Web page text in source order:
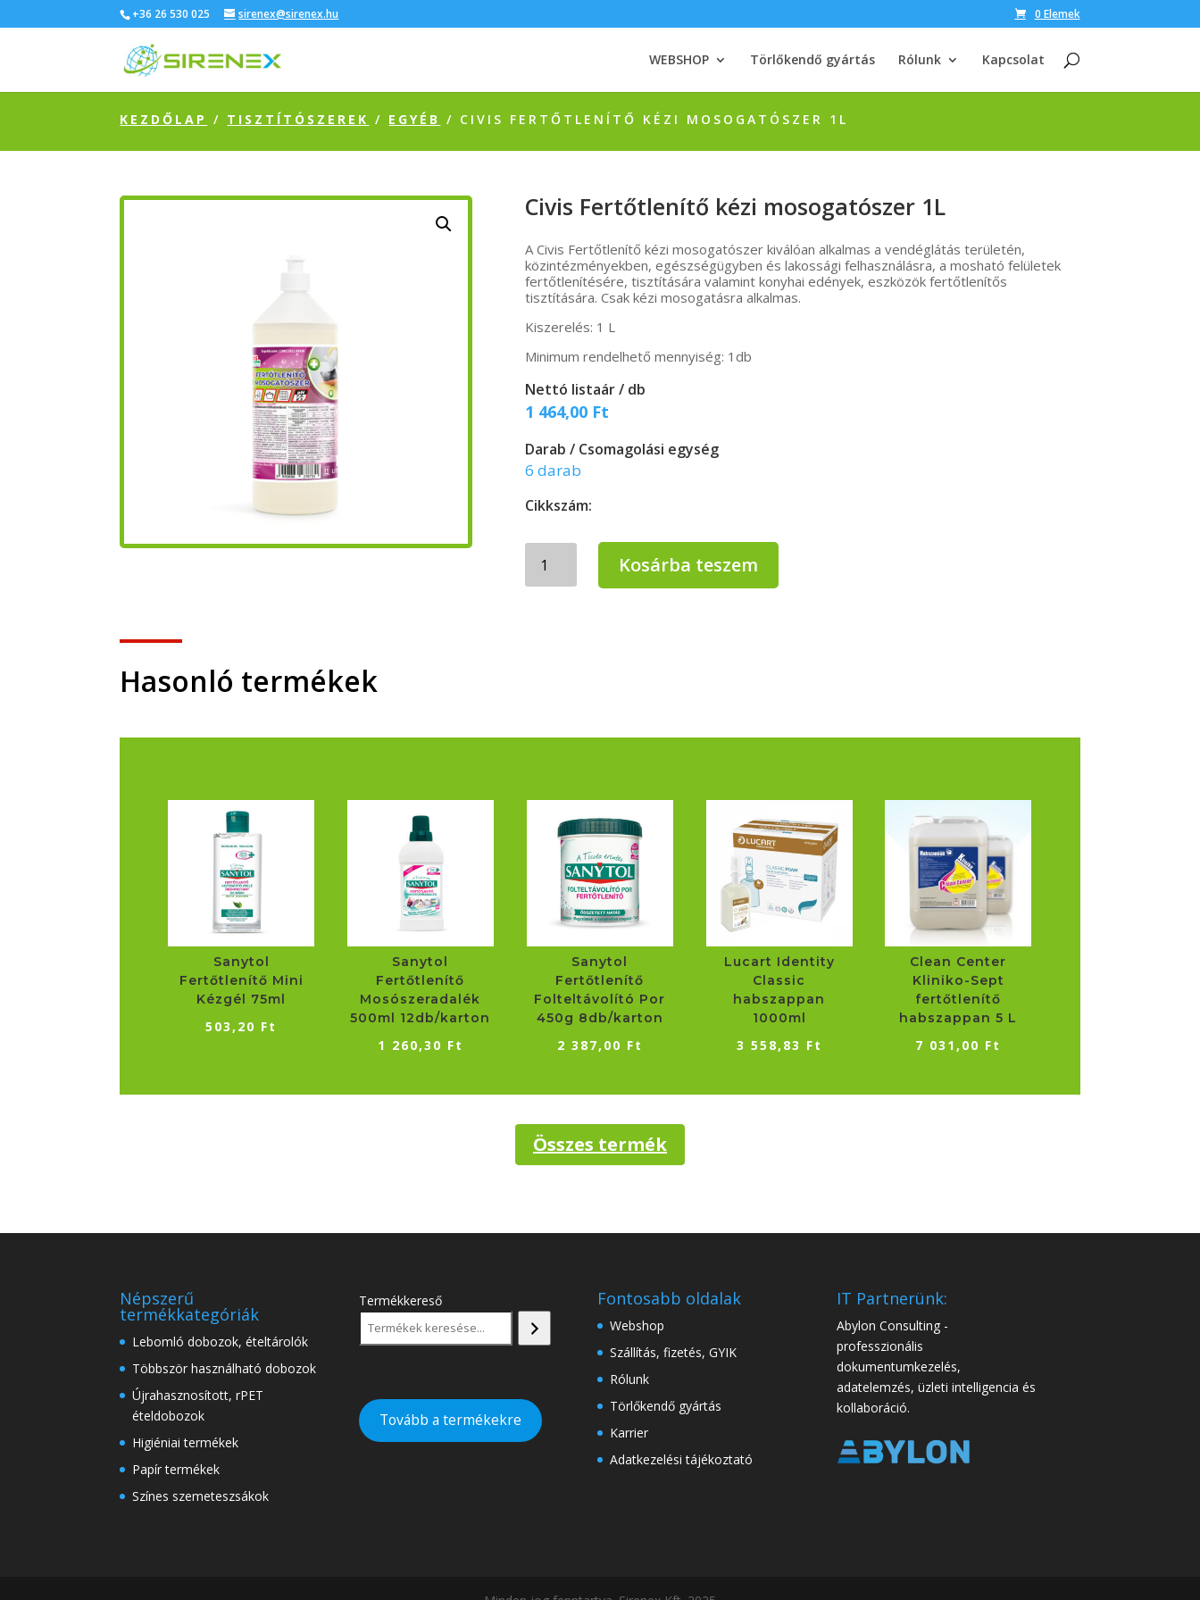
+36 26 530 025 sirenex@sirenex.hu 0 Elemek
WEBSHOP Törlőkendő gyártás Rólunk Kapcsolat
KEZDŐLAP / TISZTÍTÓSZEREK / EGYÉB / CIVIS FERTŐTLENÍTŐ KÉZI MOSOGATÓSZER 1L
Civis Fertőtlenítő kézi mosogatószer 1L
A Civis Fertőtlenítő kézi mosogatószer kiválóan alkalmas a vendéglátás területén,
közintézményekben, egészségügyben és lakossági felhasználásra, a mosható felületek
fertőtlenítésére, tisztítására valamint konyhai edények, eszközök fertőtlenítős
tisztítására. Csak kézi mosogatásra alkalmas.
Kiszerelés: 1 L
Minimum rendelhető mennyiség: 1db
Nettó listaár / db
1 464,00 Ft
Darab / Csomagolási egység
6 darab
Cikkszám:
Fertőtlenítő
kézi
Kosárba teszem
Hasonló termékek
Sanytol
Fertőtlenítő Mini
Kézgél 75ml
503,20 Ft
Sanytol
Fertőtlenítő
Mosószeradalék
500ml 12db/karton
1 260,30 Ft
Sanytol
Fertőtlenítő
Folteltávolító Por
450g 8db/karton
2 387,00 Ft
Lucart Identity
Classic
habszappan
1000ml
3 558,83 Ft
Clean Center
Kliniko-Sept
fertőtlenítő
habszappan 5 L
7 031,00 Ft
Összes termék
Népszerű
termékkategóriák
Lebomló dobozok, ételtárolók
Többször használható dobozok
Újrahasznosított, rPET
ételdobozok
Higiéniai termékek
Papír termékek
Színes szemeteszsákok
Termékkereső
Tovább a termékekre
Fontosabb oldalak
Webshop
Szállítás, fizetés, GYIK
Rólunk
Törlőkendő gyártás
Karrier
Adatkezelési tájékoztató
IT Partnerünk:
Abylon Consulting -
professzionális
dokumentumkezelés,
adatelemzés, üzleti intelligencia és
kollaboráció.